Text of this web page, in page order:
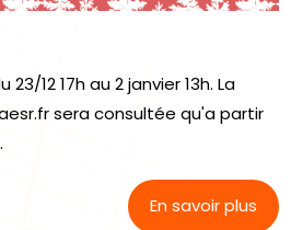
12 17h au 2 janvier 13h. La
sera consultée qu'a partir
En savoir plus